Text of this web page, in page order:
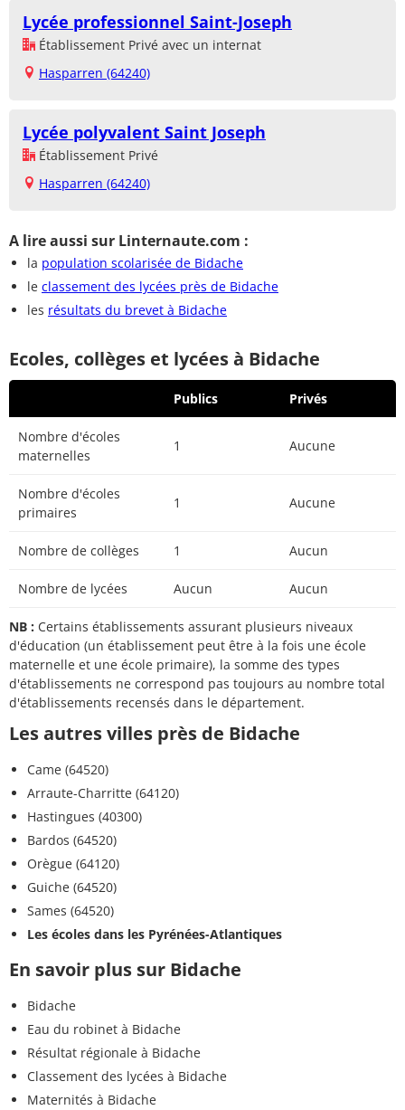
Lycée professionnel Saint-Joseph
Établissement Privé avec un internat
Hasparren (64240)
Lycée polyvalent Saint Joseph
Établissement Privé
Hasparren (64240)
A lire aussi sur Linternaute.com :
la population scolarisée de Bidache
le classement des lycées près de Bidache
les résultats du brevet à Bidache
Ecoles, collèges et lycées à Bidache
Publics Privés
Nombre d'écoles
maternelles
1 Aucune
Nombre d'écoles
primaires
1 Aucune
Nombre de collèges 1 Aucun
Nombre de lycées Aucun Aucun
NB : Certains établissements assurant plusieurs niveaux
d'éducation (un établissement peut être à la fois une école
maternelle et une école primaire), la somme des types
d'établissements ne correspond pas toujours au nombre total
d'établissements recensés dans le département.
Les autres villes près de Bidache
Came (64520)
Arraute-Charritte (64120)
Hastingues (40300)
Bardos (64520)
Orègue (64120)
Guiche (64520)
Sames (64520)
Les écoles dans les Pyrénées-Atlantiques
En savoir plus sur Bidache
Bidache
Eau du robinet à Bidache
Résultat régionale à Bidache
Classement des lycées à Bidache
Maternités à Bidache